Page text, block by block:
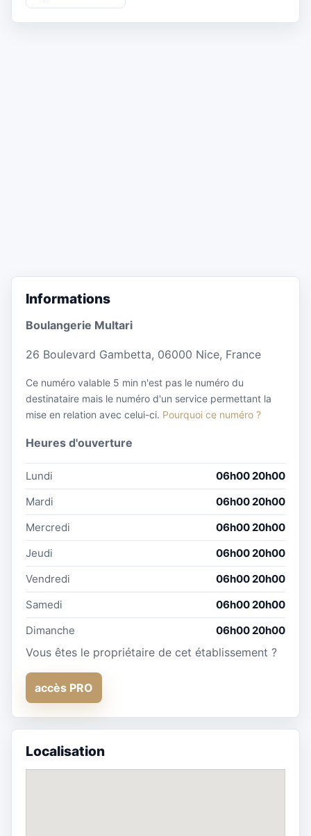
Informations
Boulangerie Multari
26 Boulevard Gambetta, 06000 Nice, France
Ce numéro valable 5 min n'est pas le numéro du
destinataire mais le numéro d'un service permettant la
mise en relation avec celui-ci. Pourquoi ce numéro ?
Heures d'ouverture
Lundi
06h00 20h00
Mardi
06h00 20h00
Mercredi
06h00 20h00
Jeudi
06h00 20h00
Vendredi
06h00 20h00
Samedi
06h00 20h00
Dimanche
06h00 20h00
Vous êtes le propriétaire de cet établissement ?
accès PRO
Localisation